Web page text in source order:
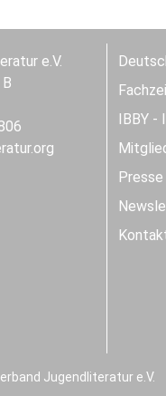
e.V.
IBBY
Presse
Jugendliteratur e.V.